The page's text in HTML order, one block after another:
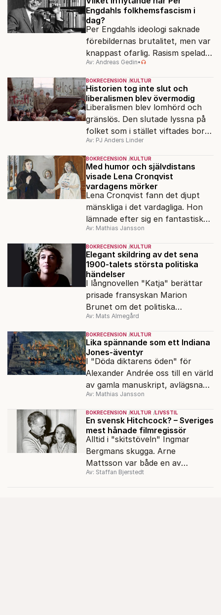
Engdahls folkhemsfascism i
dag?
Per Engdahls ideologi saknade
förebildernas brutalitet, men var
knappast ofarlig. Rasism spelades
ned i förmån för "kultur". Känns
det igen?
Av: Andreas Gedin•
BOKRECENSION KULTUR
Historien tog inte slut och
liberalismen blev övermodig
Liberalismen blev lomhörd och
gränslös. Den slutade lyssna på
folket som i stället viftades bort
och misstänkliggjordes. Men kan
liberalismen komma tillbaka?
Av: PJ Anders Linder
BOKRECENSION KULTUR
Med humor och självdistans
visade Lena Cronqvist
vardagens mörker
Lena Cronqvist fann det djupt
mänskliga i det vardagliga. Hon
lämnade efter sig en fantastisk
bildskatt. En ny visuell biografi
visar oss hennes inre värld.
Av: Mathias Jansson
BOKRECENSION KULTUR
Elegant skildring av det sena
1900-talets största politiska
händelser
I långnovellen "Katja" berättar
prisade fransyskan Marion
Brunet om det politiska
förtrycket och frigörelsen i DDR.
Av: Mats Almegård
BOKRECENSION KULTUR
Lika spännande som ett Indiana
Jones-äventyr
I "Döda diktarens öden" för
Alexander Andrée oss till en värld
av gamla manuskript, avlägsna
kloster och förkolnade
papyrusrullar.
Av: Mathias Jansson
BOKRECENSION KULTUR LIVSSTIL
En svensk Hitchcock? – Sveriges
mest hånade filmregissör
Alltid i "skitstöveln" Ingmar
Bergmans skugga. Arne
Mattsson var både en av
Sveriges mest produktiva
Av: Staffan Bjerstedt